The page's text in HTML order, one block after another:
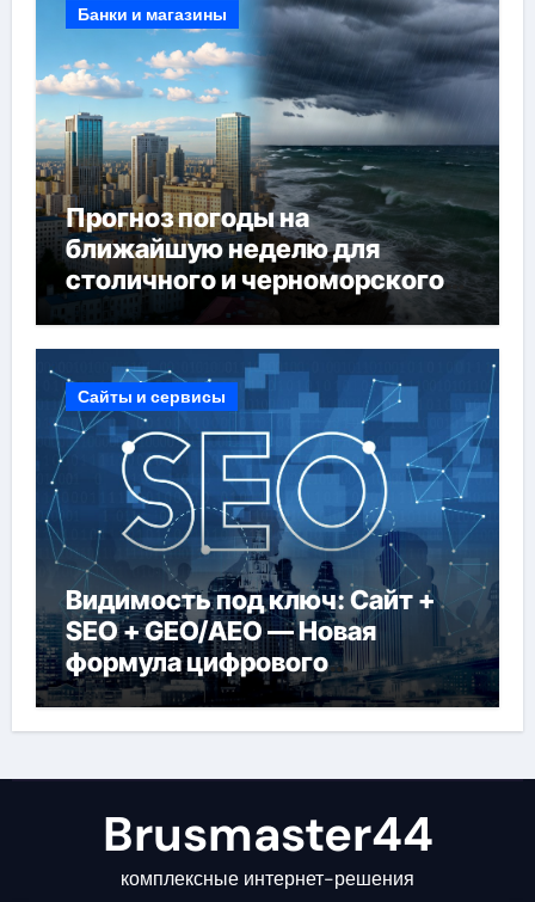
Банки и магазины
Прогноз погоды на
ближайшую неделю для
столичного и черноморского
регионов
Сайты и сервисы
Видимость под ключ: Сайт +
SEO + GEO/AEO — Новая
формула цифрового
присутствия в 2026 году
Brusmaster44
комплексные интернет-решения